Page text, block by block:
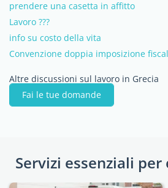
prendere una casetta in affitto
Lavoro ???
info su costo della vita
Convenzione doppia imposizione
Altre discussioni sul lavoro in Grecia
Fai le tue domande
Servizi essenziali